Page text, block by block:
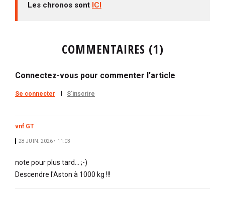
Les chronos sont ICI
COMMENTAIRES (1)
Connectez-vous pour commenter l'article
Se connecter S'inscrire
vnf GT
28 JUIN. 2026 • 11:03
note pour plus tard... ;-)
Descendre l'Aston à 1000 kg !!!